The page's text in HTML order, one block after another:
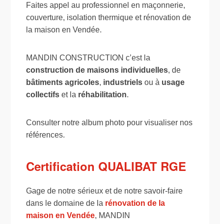
Faites appel au professionnel en maçonnerie,
couverture, isolation thermique et rénovation de
la maison en Vendée.
MANDIN CONSTRUCTION c’est la
construction de maisons individuelles, de
bâtiments agricoles, industriels ou à usage
collectifs et la réhabilitation.
Consulter notre album photo pour visualiser nos
références.
Certification QUALIBAT RGE
Gage de notre sérieux et de notre savoir-faire
dans le domaine de la rénovation de la
maison en Vendée, MANDIN